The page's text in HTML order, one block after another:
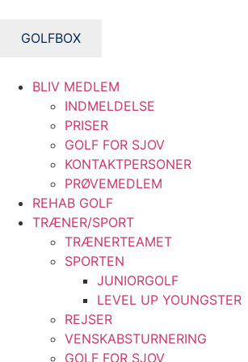
indhold
GOLFBOX
BLIV MEDLEM
INDMELDELSE
PRISER
GOLF FOR SJOV
KONTAKTPERSONER
PRØVEMEDLEM
REHAB GOLF
TRÆNER/SPORT
TRÆNERTEAMET
SPORTEN
JUNIORGOLF
LEVEL UP YOUNGSTER
REJSER
VENSKABSTURNERING
GOLF FOR SJOV